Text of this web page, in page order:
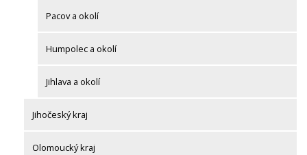
Pacov a okolí
Humpolec a okolí
Jihlava a okolí
Jihočeský kraj
Olomoucký kraj